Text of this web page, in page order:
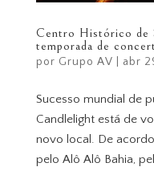
Centro Histórico de
temporada de
por Grupo AV abr
Sucesso mundial de
Candlelight está de
novo local. De
pelo Alô Alô Bahia,